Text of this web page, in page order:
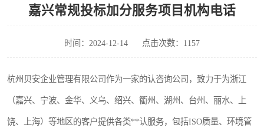
嘉兴常规投标加分服务项目机构电话
时间：2024-12-14 点击次数：1157
杭州贝安企业管理有限公司作为一家的认咨询公司，致力于为浙江
（嘉兴、宁波、金华、义乌、绍兴、衢州、湖州、台州、丽水、上
饶、上海）等地区的客户提供各类**认服务，包括ISO质量、环境管